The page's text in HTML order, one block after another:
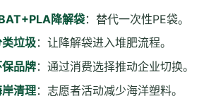
降解袋：替代一次性PE袋。
垃圾：让降解袋进入堆肥流程。
品牌：通过消费选择推动企业切换。
清理：志愿者活动减少海洋塑料。